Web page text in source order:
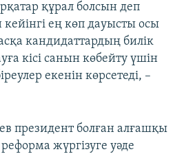
құрал болсын деп
кейінгі ең көп дауысты осы
кандидаттардың билік
кісі санын көбейту үшін
екенін көрсетеді, –
президент болған алғашқы
жүргізуге уәде